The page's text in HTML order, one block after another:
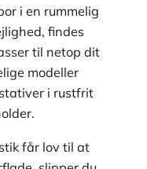
i en rummelig
findes
til netop dit
modeller
i rustfrit
får lov til at